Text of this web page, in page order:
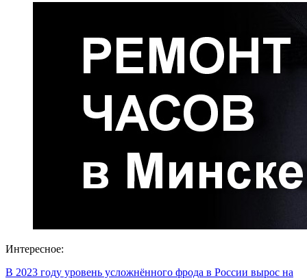
Интересное:
В 2023 году уровень усложнённого фрода в России вырос на